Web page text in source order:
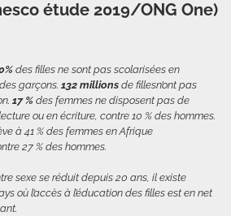
étude 2019/ONG One)
des filles ne sont pas scolarisées en
garçons. 132 millions de fillesn’ont pas
17 % des femmes ne disposent pas de
ou en écriture, contre 10 % des hommes.
à 41 % des femmes en Afrique
27 % des hommes.
sexe se réduit depuis 20 ans, il existe
où l’accès à l’éducation des filles est en net